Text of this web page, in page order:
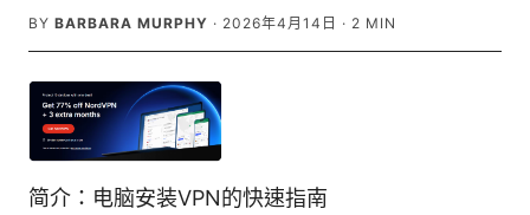
BY BARBARA MURPHY · 2026年4月14日 · 2 MIN
简介：电脑安装VPN的快速指南